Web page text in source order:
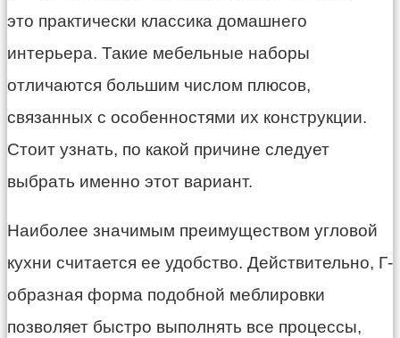
это практически классика домашнего
интерьера. Такие мебельные наборы
отличаются большим числом плюсов,
связанных с особенностями их конструкции.
Стоит узнать, по какой причине следует
выбрать именно этот вариант.
Наиболее значимым преимуществом угловой
кухни считается ее удобство. Действительно, Г-
образная форма подобной меблировки
позволяет быстро выполнять все процессы,